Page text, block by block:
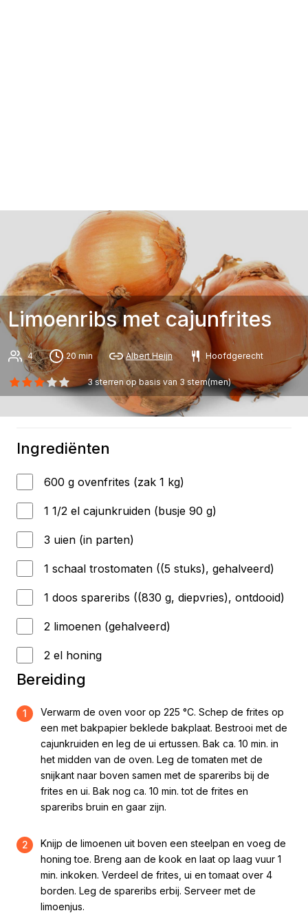
Limoenribs met cajunfrites
4 20 min Albert Heijn Hoofdgerecht
3sterren op basis van 3 stem(men)
Ingrediënten
600 g ovenfrites (zak 1 kg)
1 1/2 el cajunkruiden (busje 90 g)
3 uien (in parten)
1 schaal trostomaten ((5 stuks), gehalveerd)
1 doos spareribs ((830 g, diepvries), ontdooid)
2 limoenen (gehalveerd)
2 el honing
Bereiding
1
Verwarm de oven voor op 225 °C. Schep de frites op
een met bakpapier beklede bakplaat. Bestrooi met de
cajunkruiden en leg de ui ertussen. Bak ca. 10 min. in
het midden van de oven. Leg de tomaten met de
snijkant naar boven samen met de spareribs bij de
frites en ui. Bak nog ca. 10 min. tot de frites en
spareribs bruin en gaar zijn.
2
Knijp de limoenen uit boven een steelpan en voeg de
honing toe. Breng aan de kook en laat op laag vuur 1
min. inkoken. Verdeel de frites, ui en tomaat over 4
borden. Leg de spareribs erbij. Serveer met de
limoenjus.